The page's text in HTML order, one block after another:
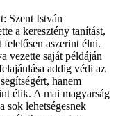
Szent István
a keresztény tanítást,
aszerint élni.
vezette saját példáján
addig védi az
hanem
élik. A mai magyarság
sok lehetségesnek